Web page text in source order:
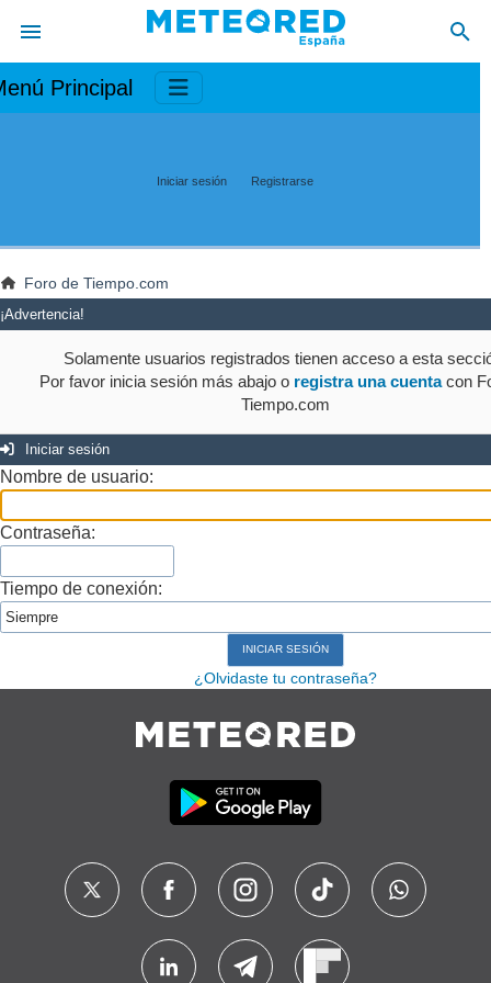
Principal
Iniciar sesión Registrarse
Foro de Tiempo.com
¡Advertencia!
Solamente usuarios registrados tienen acceso a esta
Por favor inicia sesión más abajo o registra una cuentacon
Tiempo.com
Iniciar sesión
Nombre de usuario:
Contraseña:
Tiempo de conexión:
¿Olvidaste tu contraseña?